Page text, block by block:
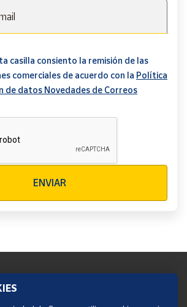
casilla consiento la remisión de las
comerciales de acuerdo con la Política
de datos Novedades de Correos
ENVIAR